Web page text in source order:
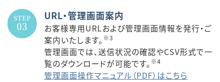
STEP
03
URL・管理画面案内
お客様専用URLおよび管理画面情報を発行・ご
案内いたします。 ※3
管理画面では、送信状況の確認やCSV形式で一
覧のダウンロードが可能です。 ※4
管理画面操作マニュアル（PDF）はこちら